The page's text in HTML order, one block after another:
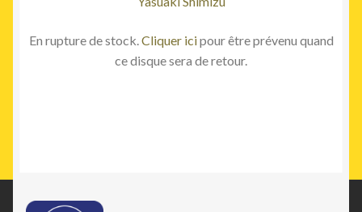
En rupture de stock. Cliquer icipour être prévenu quand
ce disque sera de retour.